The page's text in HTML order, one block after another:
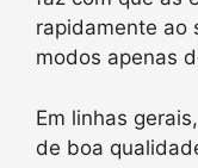
rapidamente ao
modos apenas
Em linhas
de boa